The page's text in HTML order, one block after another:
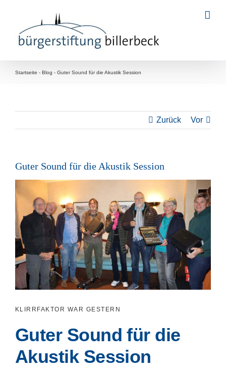
springen
Startseite - Blog - Guter Sound für die Akustik Session
Zurück Vor
Guter Sound für die Akustik Session
grösseres
Bild
KLIRRFAKTOR WAR GESTERN
Guter Sound für die
Akustik Session